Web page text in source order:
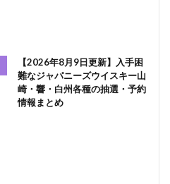
【2026年8月9日更新】入手困
難なジャパニーズウイスキー山
崎・響・白州各種の抽選・予約
情報まとめ